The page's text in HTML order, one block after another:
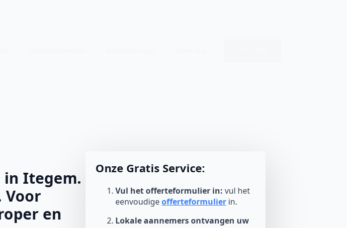
Itegem.
Voor
en
Onze Gratis Service:
Vul het offerteformulier in: vul het
eenvoudigeofferteformulier in.
Lokale aannemers ontvangen uw